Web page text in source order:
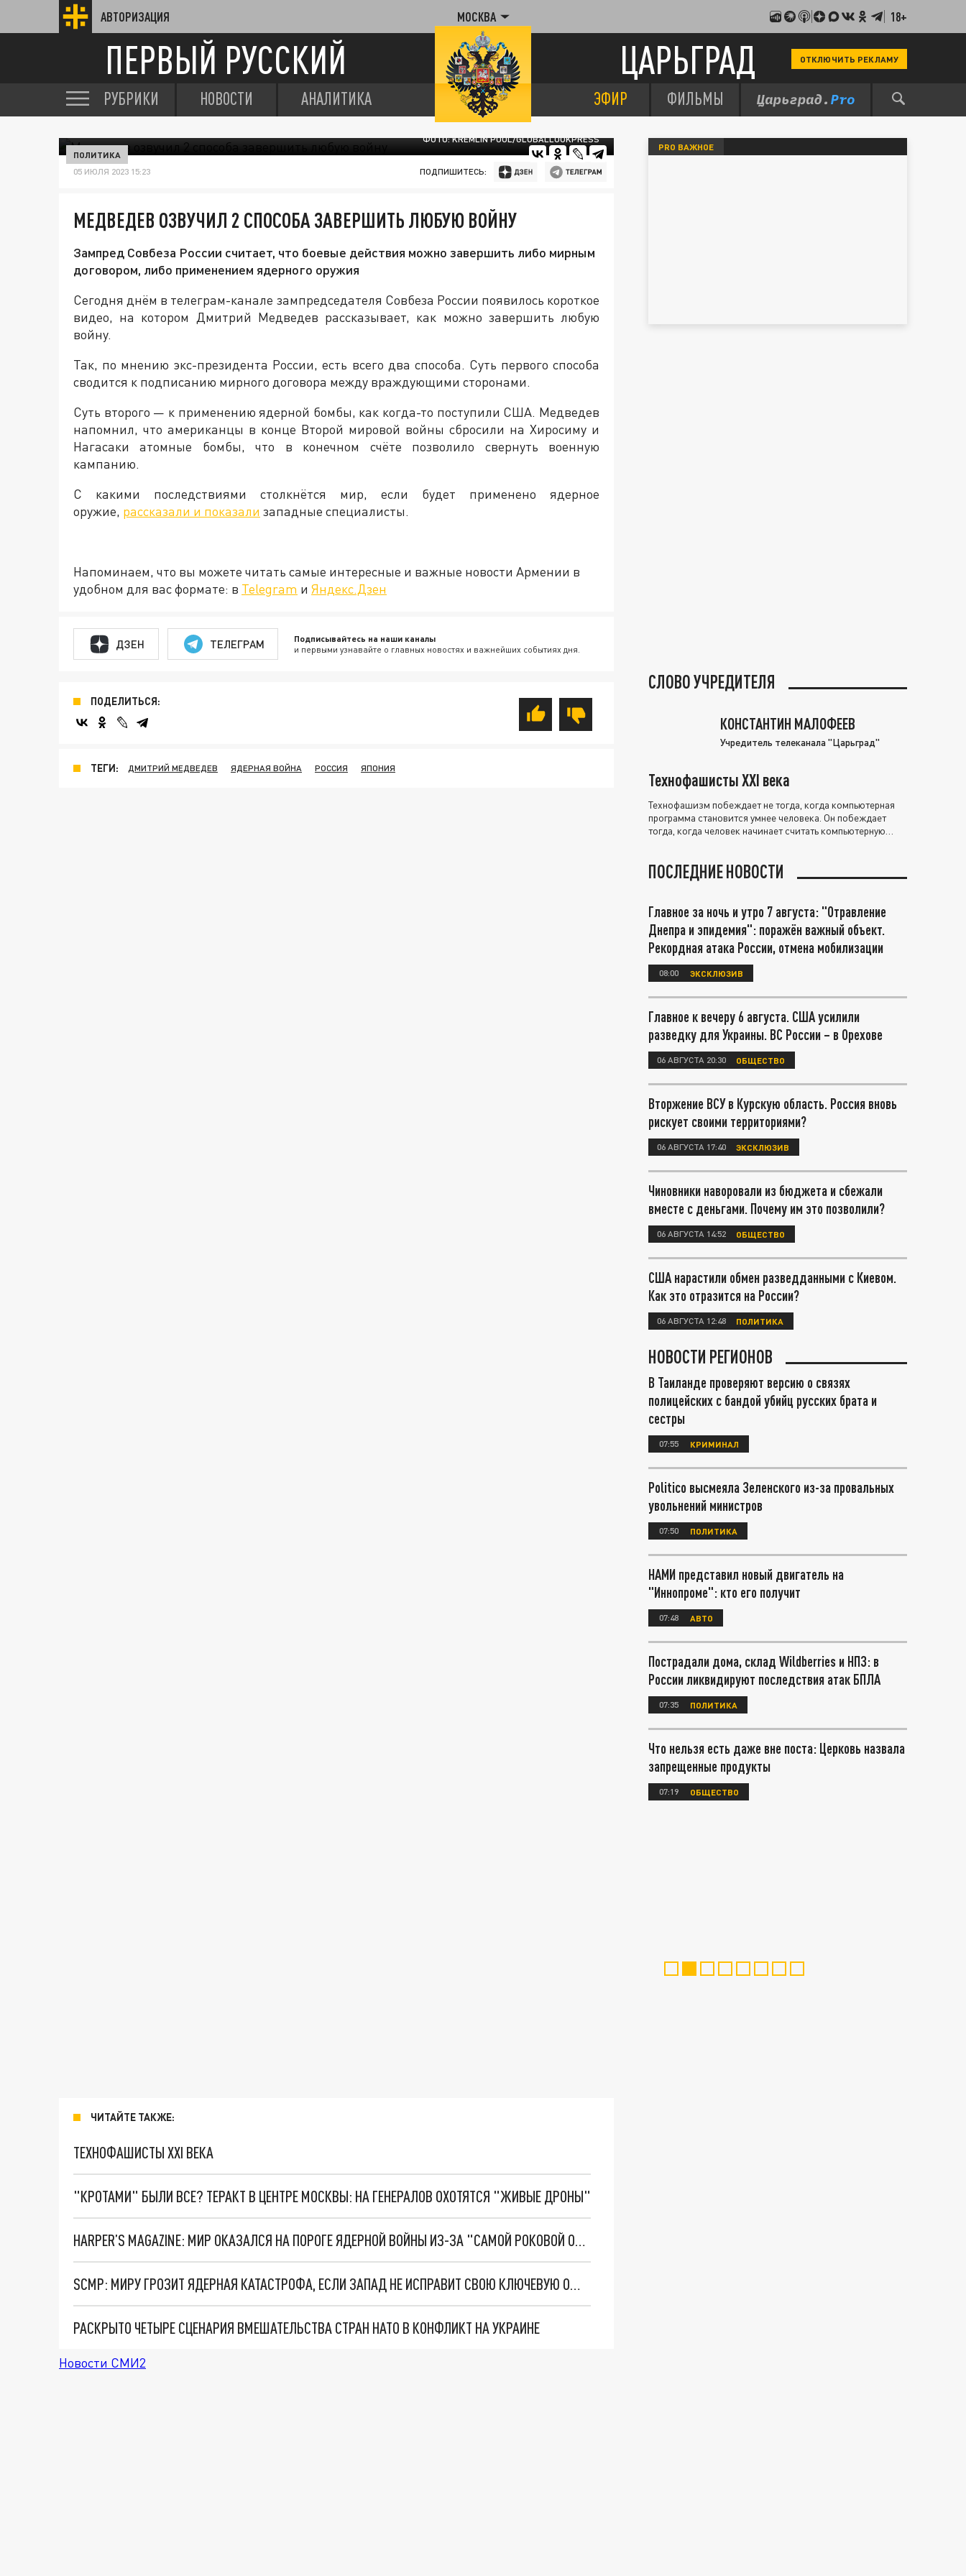
АВТОРИЗАЦИЯ МОСКВА 18+
ПЕРВЫЙ РУССКИЙ ЦАРЬГРАД ОТКЛЮЧИТЬ РЕКЛАМУ
РУБРИКИ НОВОСТИ АНАЛИТИКА ЭФИР ФИЛЬМЫ
ФОТО: KREMLIN POOL/GLOBALLOOKPRESS
ПОЛИТИКА
05 ИЮЛЯ 2023 15:23 ПОДПИШИТЕСЬ:
МЕДВЕДЕВ ОЗВУЧИЛ 2 СПОСОБА ЗАВЕРШИТЬ ЛЮБУЮ ВОЙНУ
Зампред Совбеза России считает, что боевые действия можно завершить либо мирным
договором, либо применением ядерного оружия
Сегодня днём в телеграм-канале зампредседателя Совбеза России появилось короткое
видео, на котором Дмитрий Медведев рассказывает, как можно завершить любую
войну.
Так, по мнению экс-президента России, есть всего два способа. Суть первого способа
сводится к подписанию мирного договора между враждующими сторонами.
Суть второго — к применению ядерной бомбы, как когда-то поступили США. Медведев
напомнил, что американцы в конце Второй мировой войны сбросили на Хиросиму и
Нагасаки атомные бомбы, что в конечном счёте позволило свернуть военную
кампанию.
С какими последствиями столкнётся мир, если будет применено ядерное
оружие, рассказали и показали западные специалисты.
Напоминаем, что вы можете читать самые интересные и важные новости Армении в
удобном для вас формате: в Telegram и Яндекс.Дзен
ДЗЕН ТЕЛЕГРАМ Подписывайтесь на наши каналы
и первыми узнавайте о главных новостях и важнейших событиях дня.
ПОДЕЛИТЬСЯ:
ТЕГИ: ДМИТРИЙ МЕДВЕДЕВ ЯДЕРНАЯ ВОЙНА РОССИЯ ЯПОНИЯ
ЧИТАЙТЕ ТАКЖЕ:
ТЕХНОФАШИСТЫ XXI ВЕКА
"КРОТАМИ" БЫЛИ ВСЕ? ТЕРАКТ В ЦЕНТРЕ МОСКВЫ: НА ГЕНЕРАЛОВ ОХОТЯТСЯ "ЖИВЫЕ ДРОНЫ"
HARPER’S MAGAZINE: МИР ОКАЗАЛСЯ НА ПОРОГЕ ЯДЕРНОЙ ВОЙНЫ ИЗ-ЗА "САМОЙ РОКОВОЙ ОШИБКИ" США
SCMP: МИРУ ГРОЗИТ ЯДЕРНАЯ КАТАСТРОФА, ЕСЛИ ЗАПАД НЕ ИСПРАВИТ СВОЮ КЛЮЧЕВУЮ ОШИБКУ
РАСКРЫТО ЧЕТЫРЕ СЦЕНАРИЯ ВМЕШАТЕЛЬСТВА СТРАН НАТО В КОНФЛИКТ НА УКРАИНЕ
Новости СМИ2
PRO ВАЖНОЕ
СЛОВО УЧРЕДИТЕЛЯ
КОНСТАНТИН МАЛОФЕЕВ
Учредитель телеканала "Царьград"
Технофашисты XXI века
Технофашизм побеждает не тогда, когда компьютерная
программа становится умнее человека. Он побеждает
тогда, когда человек начинает считать компьютерную
ПОСЛЕДНИЕ НОВОСТИ
Главное за ночь и утро 7 августа: "Отравление
Днепра и эпидемия": поражён важный объект.
Рекордная атака России, отмена мобилизации
08:00 ЭКСКЛЮЗИВ
Главное к вечеру 6 августа. США усилили
разведку для Украины. ВС России – в Орехове
06 АВГУСТА 20:30 ОБЩЕСТВО
Вторжение ВСУ в Курскую область. Россия вновь
рискует своими территориями?
06 АВГУСТА 17:40 ЭКСКЛЮЗИВ
Чиновники наворовали из бюджета и сбежали
вместе с деньгами. Почему им это позволили?
06 АВГУСТА 14:52 ОБЩЕСТВО
США нарастили обмен разведданными с Киевом.
Как это отразится на России?
06 АВГУСТА 12:48 ПОЛИТИКА
НОВОСТИ РЕГИОНОВ
В Таиланде проверяют версию о связях
полицейских с бандой убийц русских брата и
сестры
07:55 КРИМИНАЛ
Politico высмеяла Зеленского из-за провальных
увольнений министров
07:50 ПОЛИТИКА
НАМИ представил новый двигатель на
"Иннопроме": кто его получит
07:48 АВТО
Пострадали дома, склад Wildberries и НПЗ: в
России ликвидируют последствия атак БПЛА
07:35 ПОЛИТИКА
Что нельзя есть даже вне поста: Церковь назвала
запрещенные продукты
07:19 ОБЩЕСТВО